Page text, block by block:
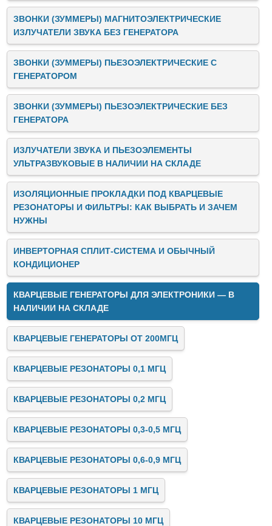
ЗВОНКИ (ЗУММЕРЫ) МАГНИТОЭЛЕКТРИЧЕСКИЕ
ИЗЛУЧАТЕЛИ ЗВУКА БЕЗ ГЕНЕРАТОРА
ЗВОНКИ (ЗУММЕРЫ) ПЬЕЗОЭЛЕКТРИЧЕСКИЕ C
ГЕНЕРАТОРОМ
ЗВОНКИ (ЗУММЕРЫ) ПЬЕЗОЭЛЕКТРИЧЕСКИЕ БЕЗ
ГЕНЕРАТОРА
ИЗЛУЧАТЕЛИ ЗВУКА И ПЬЕЗОЭЛЕМЕНТЫ
УЛЬТРАЗВУКОВЫЕ В НАЛИЧИИ НА СКЛАДЕ
ИЗОЛЯЦИОННЫЕ ПРОКЛАДКИ ПОД КВАРЦЕВЫЕ
РЕЗОНАТОРЫ И ФИЛЬТРЫ: КАК ВЫБРАТЬ И ЗАЧЕМ
НУЖНЫ
ИНВЕРТОРНАЯ СПЛИТ-СИСТЕМА И ОБЫЧНЫЙ
КОНДИЦИОНЕР
КВАРЦЕВЫЕ ГЕНЕРАТОРЫ ДЛЯ ЭЛЕКТРОНИКИ — В
НАЛИЧИИ НА СКЛАДЕ
КВАРЦЕВЫЕ ГЕНЕРАТОРЫ ОТ 200МГЦ
КВАРЦЕВЫЕ РЕЗОНАТОРЫ 0,1 МГЦ
КВАРЦЕВЫЕ РЕЗОНАТОРЫ 0,2 МГЦ
КВАРЦЕВЫЕ РЕЗОНАТОРЫ 0,3-0,5 МГЦ
КВАРЦЕВЫЕ РЕЗОНАТОРЫ 0,6-0,9 МГЦ
КВАРЦЕВЫЕ РЕЗОНАТОРЫ 1 МГЦ
КВАРЦЕВЫЕ РЕЗОНАТОРЫ 10 МГЦ